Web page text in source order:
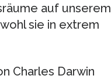
auf unserem
sie in extrem
Charles Darwin